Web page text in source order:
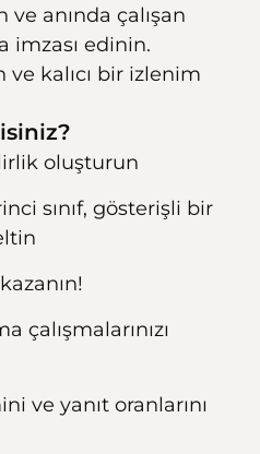
anında çalışan
imzası edinin.
ve kalıcı bir izlenim
oluşturun
sınıf, gösterişli bir
çalışmalarınızı
ve yanıt oranlarını